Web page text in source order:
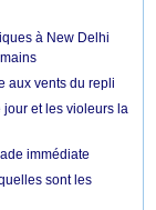
à New Delhi
aux vents du repli
jour et les violeurs la
immédiate
sont les